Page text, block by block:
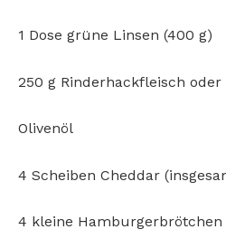
1 Dose grüne Linsen (400 g)
250 g Rinderhackfleisch oder
Olivenöl
4 Scheiben Cheddar
4 kleine Hamburgerbrötchen